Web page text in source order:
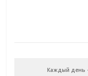
Каждый день -